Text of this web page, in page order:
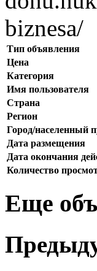
biznesa/
Тип объявления
Цена
Категория
Имя пользователя
Страна
Регион
Город/населенный
Дата размещения
Дата окончания
Количество
Еще